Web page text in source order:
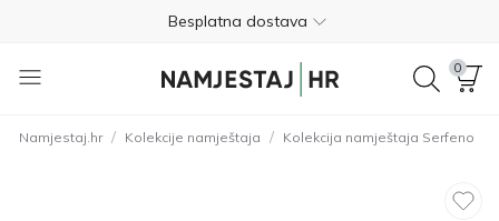
Besplatna dostava
Nije potrebno plaćanje unaprijed
01 8000 383
0
Namjestaj.hr / Kolekcije namještaja / Kolekcija namještaja Serfeno